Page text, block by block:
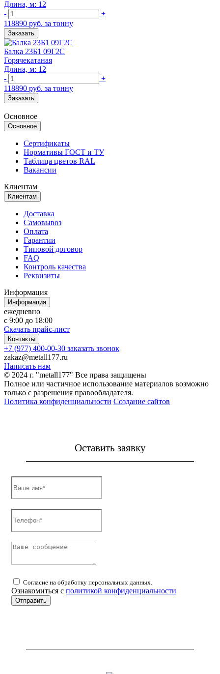
Длина, м: 12
-
+
118890 руб. за тонну
Заказать
Балка 23Б1 09Г2С
Горячекатаная
Длина, м: 12
-
+
118890 руб. за тонну
Заказать
Основное
Основное
Сертификаты
Нормативы ГОСТ и ТУ
Таблица цветов RAL
Вакансии
Клиентам
Клиентам
Доставка
Самовывоз
Оплата
Гарантии
Типовой договор
FAQ
Контроль качества
Реквизиты
Информация
Информация
ежедневно
с 9:00 до 18:00
Скачать прайс-лист
Контакты
+7 (977) 400-00-30 заказать звонок
zakaz@metall177.ru
Написать нам
© 2024 г. "metall177" Все права защищены
Полное или частичное использование материалов возможно
только с разрешения правообладателя.
Политика конфиденциальности Создание сайтов
Оставить заявку
Согласие на обработку персональных данных.
Ознакомиться с политикой конфиденциальности